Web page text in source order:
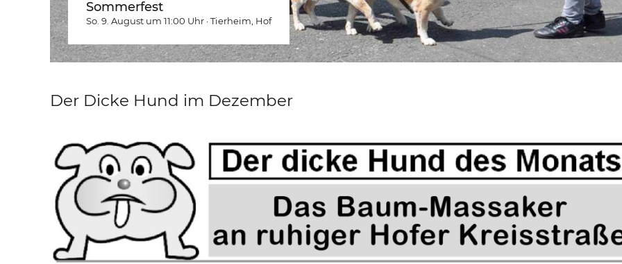
Sommerfest
So. 9. August um 11:00 Uhr ·Tierheim , Hof
Der Dicke Hund im Dezember